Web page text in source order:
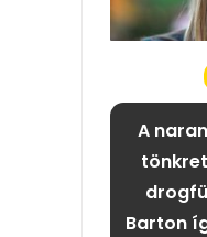
A
Barton